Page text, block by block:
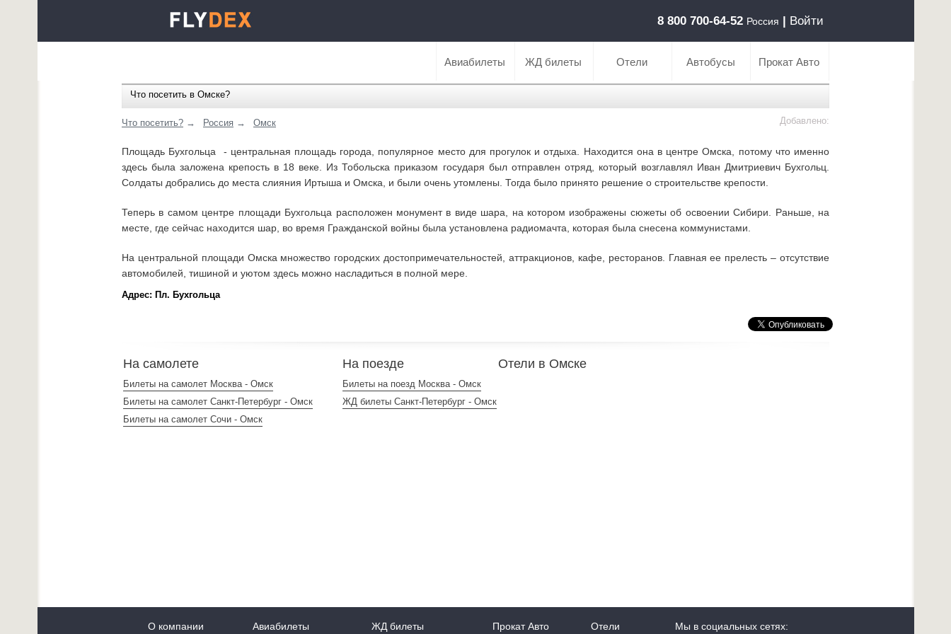
8 800 700-64-52 Россия | Войти
Авиабилеты ЖД билеты Отели Автобусы Прокат Авто
Что посетить в Омске?
Что посетить? → Россия → Омск Добавлено:
Площадь Бухгольца - центральная площадь города, популярное место для прогулок и отдыха. Находится она в центре Омска, потому что именно
здесь была заложена крепость в 18 веке. Из Тобольска приказом государя был отправлен отряд, который возглавлял Иван Дмитриевич Бухгольц.
Солдаты добрались до места слияния Иртыша и Омска, и были очень утомлены. Тогда было принято решение о строительстве крепости.
Теперь в самом центре площади Бухгольца расположен монумент в виде шара, на котором изображены сюжеты об освоении Сибири. Раньше, на
месте, где сейчас находится шар, во время Гражданской войны была установлена радиомачта, которая была снесена коммунистами.
На центральной площади Омска множество городских достопримечательностей, аттракционов, кафе, ресторанов. Главная ее прелесть – отсутствие
автомобилей, тишиной и уютом здесь можно насладиться в полной мере.
Адрес: Пл. Бухгольца
На самолете
Билеты на самолет Москва - Омск
Билеты на самолет Санкт-Петербург - Омск
Билеты на самолет Сочи - Омск
На поезде
Билеты на поезд Москва - Омск
ЖД билеты Санкт-Петербург - Омск
Отели в Омске
О компании Авиабилеты ЖД билеты Прокат Авто Отели Мы в социальных сетях: